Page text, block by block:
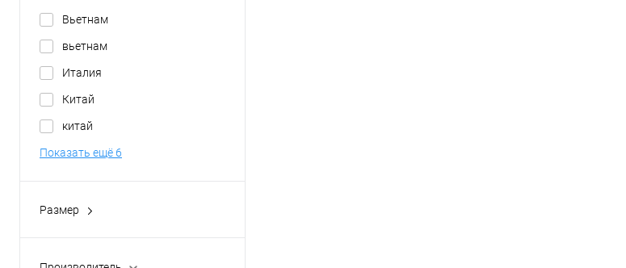
Вьетнам
вьетнам
Италия
Китай
китай
Показать ещё 6
Размер